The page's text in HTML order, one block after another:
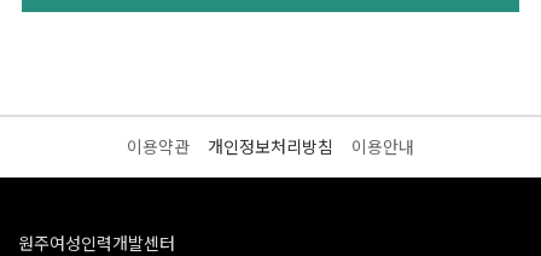
이용약관 개인정보처리방침 이용안내
원주여성인력개발센터